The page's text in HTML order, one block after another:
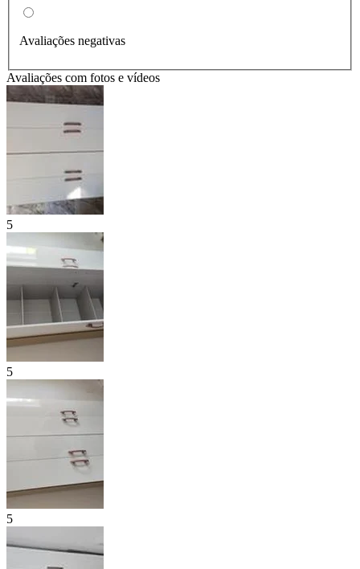
Avaliações negativas
Avaliações com fotos e vídeos
5
5
5